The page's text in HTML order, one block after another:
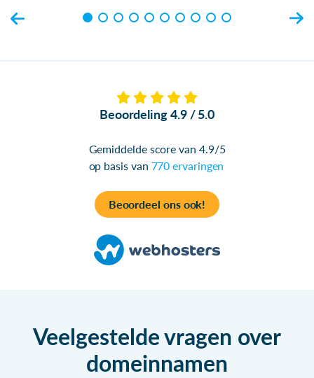
Beoordeling 4.9 / 5.0
Gemiddelde score van 4.9/5
op basis van 770 ervaringen
Beoordeel ons ook!
Veelgestelde vragen over
domeinnamen